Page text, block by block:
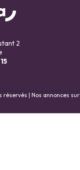
2
| Nos annonces sur